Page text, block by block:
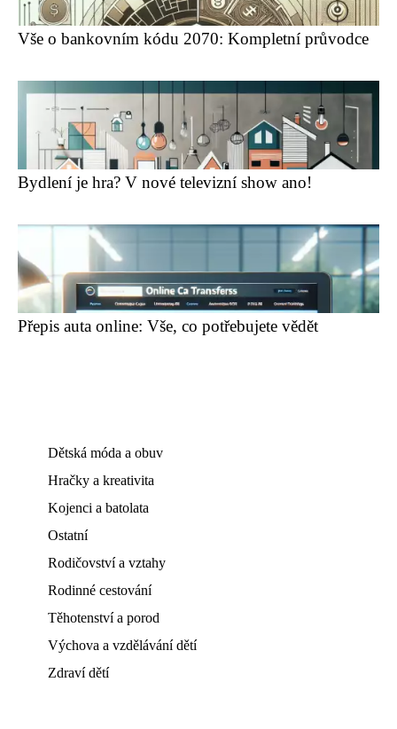
Vše o bankovním kódu 2070: Kompletní průvodce
Bydlení je hra? V nové televizní show ano!
Přepis auta online: Vše, co potřebujete vědět
Dětská móda a obuv
Hračky a kreativita
Kojenci a batolata
Ostatní
Rodičovství a vztahy
Rodinné cestování
Těhotenství a porod
Výchova a vzdělávání dětí
Zdraví dětí